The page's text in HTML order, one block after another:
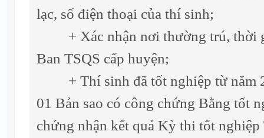
lạc, số điện thoại của thí sinh;
+ Xác nhận nơi thường trú, thời
Ban TSQS cấp huyện;
+ Thí sinh đã tốt nghiệp từ năm
01 Bản sao có công chứng Bằng tốt
chứng nhận kết quả Kỳ thi tốt